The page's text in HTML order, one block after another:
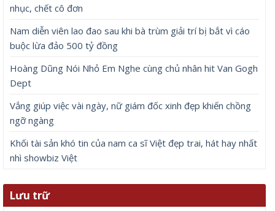
nhục, chết cô đơn
Nam diễn viên lao đao sau khi bà trùm giải trí bị bắt vì cáo
buộc lừa đảo 500 tỷ đồng
Hoàng Dũng Nói Nhỏ Em Nghe cùng chủ nhân hit Van Gogh
Dept
Vắng giúp việc vài ngày, nữ giám đốc xinh đẹp khiến chồng
ngỡ ngàng
Khối tài sản khó tin của nam ca sĩ Việt đẹp trai, hát hay nhất
nhì showbiz Việt
Lưu trữ